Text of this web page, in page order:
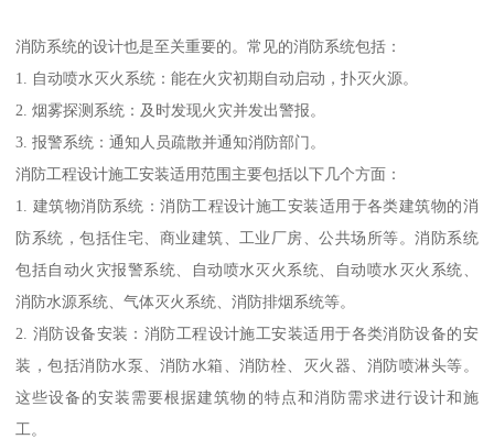
消防系统的设计也是至关重要的。常见的消防系统包括：
1. 自动喷水灭火系统：能在火灾初期自动启动，扑灭火源。
2. 烟雾探测系统：及时发现火灾并发出警报。
3. 报警系统：通知人员疏散并通知消防部门。
消防工程设计施工安装适用范围主要包括以下几个方面：
1. 建筑物消防系统：消防工程设计施工安装适用于各类建筑物的消
防系统，包括住宅、商业建筑、工业厂房、公共场所等。消防系统
包括自动火灾报警系统、自动喷水灭火系统、自动喷水灭火系统、
消防水源系统、气体灭火系统、消防排烟系统等。
2. 消防设备安装：消防工程设计施工安装适用于各类消防设备的安
装，包括消防水泵、消防水箱、消防栓、灭火器、消防喷淋头等。
这些设备的安装需要根据建筑物的特点和消防需求进行设计和施
工。